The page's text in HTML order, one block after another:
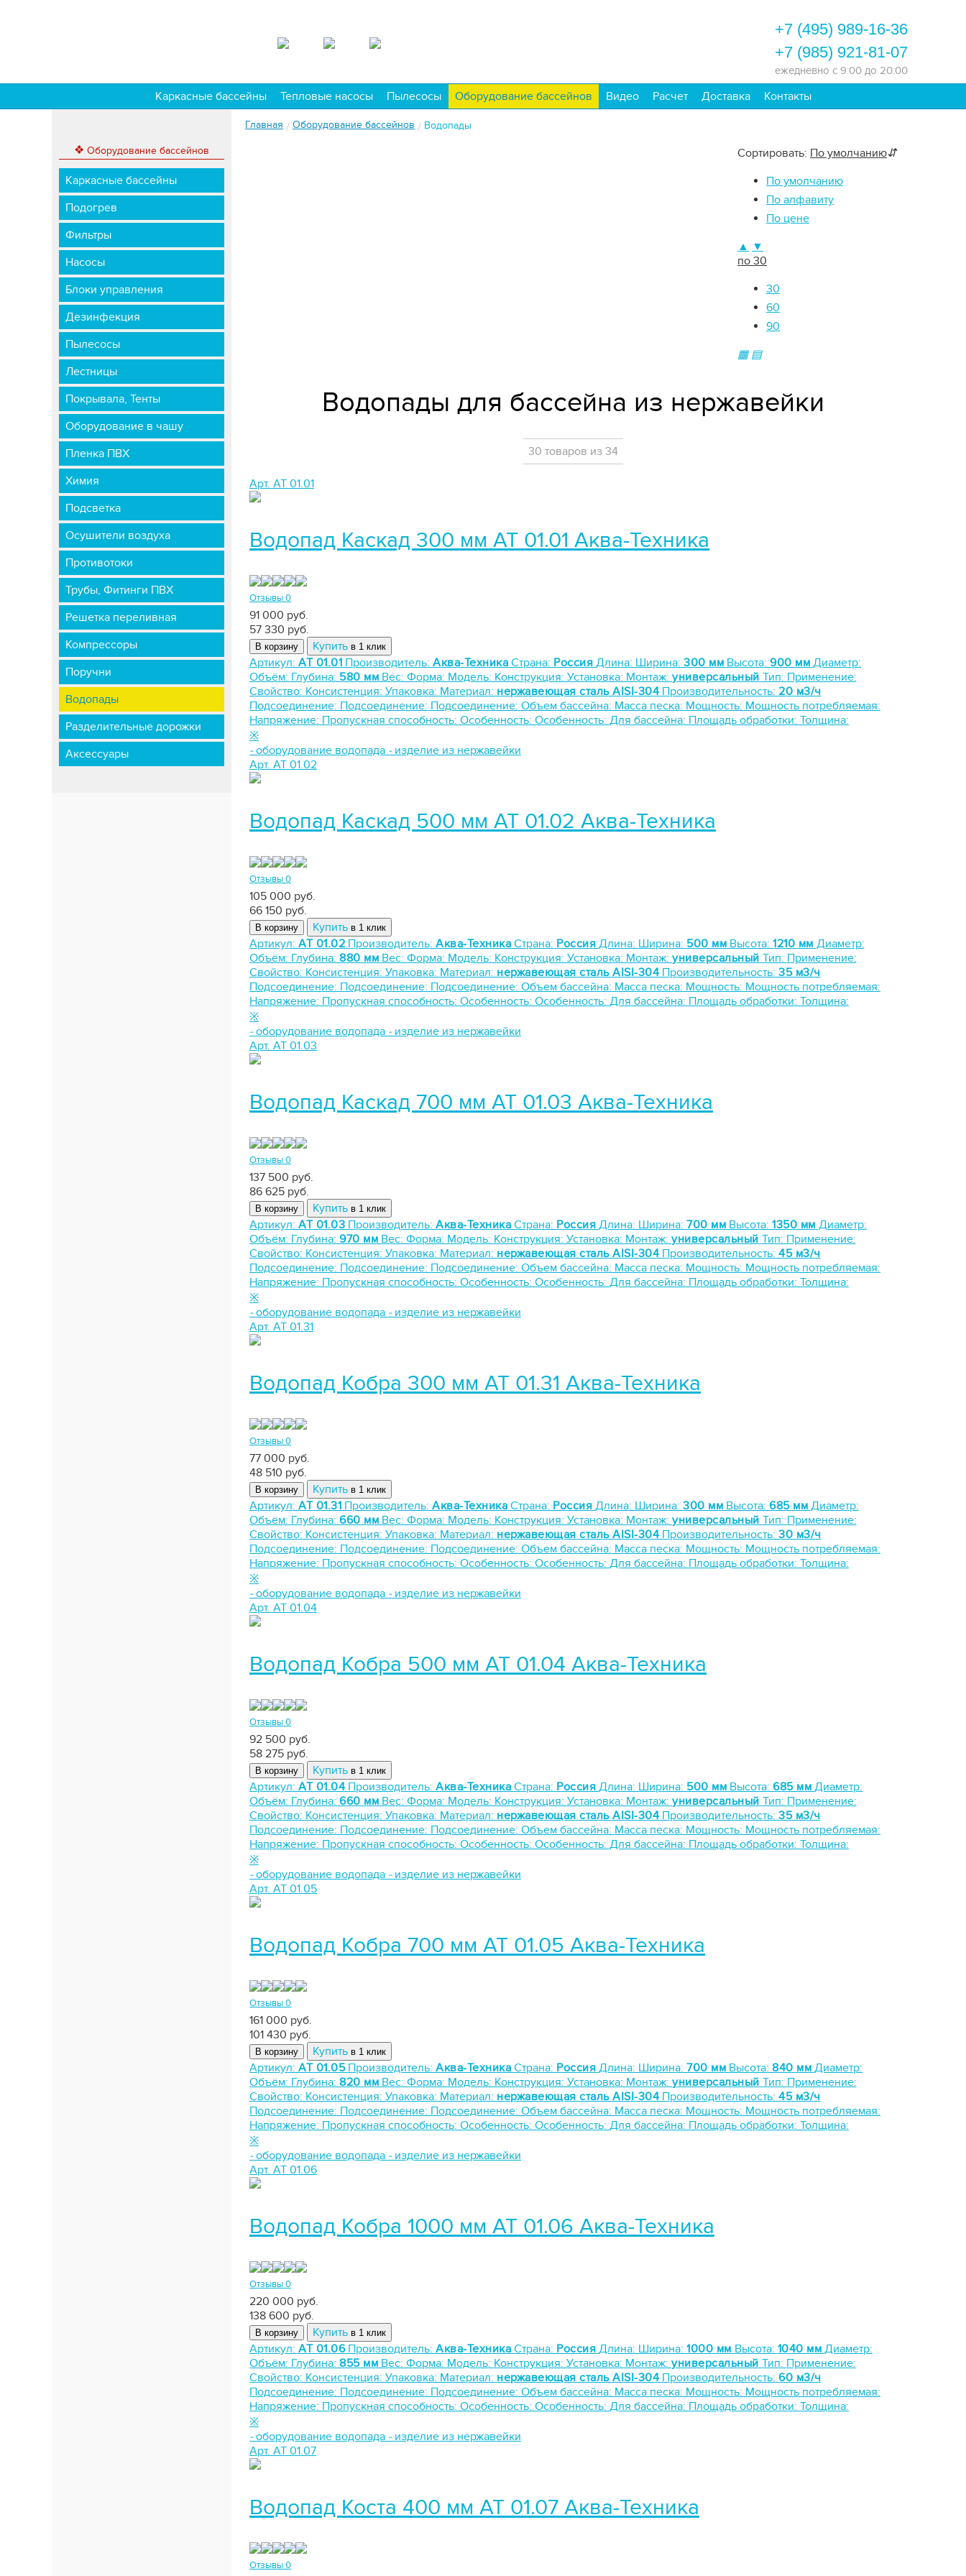
+7 (495) 989-16-36
+7 (985) 921-81-07
ежедневно с 9:00 до 20:00
Каркасные бассейны Тепловые насосы Пылесосы Оборудование бассейнов Видео Расчет Доставка Контакты
❖ Оборудование бассейнов
Каркасные бассейны
Подогрев
Фильтры
Насосы
Блоки управления
Дезинфекция
Пылесосы
Лестницы
Покрывала, Тенты
Оборудование в чашу
Пленка ПВХ
Химия
Подсветка
Осушители воздуха
Противотоки
Трубы, Фитинги ПВХ
Решетка переливная
Компрессоры
Поручни
Водопады
Разделительные дорожки
Аксессуары
Главная / Оборудование бассейнов / Водопады
Сортировать: По умолчанию⇵
По умолчанию
По алфавиту
По цене
▲ ▼
по 30
30
60
90
▦ ▤
Водопады для бассейна из нержавейки
30 товаров из 34
Арт. АТ 01.01
Водопад Каскад 300 мм АТ 01.01 Аква-Техника
Отзывы 0
91 000 руб.
57 330 руб.
В корзину Купить в 1 клик
Артикул: АТ 01.01 Производитель: Аква-Техника Страна: Россия Длина: Ширина: 300 мм Высота: 900 мм Диаметр:
Объём: Глубина: 580 мм Вес: Форма: Модель: Конструкция: Установка: Монтаж: универсальный Тип: Применение:
Свойство: Консистенция: Упаковка: Материал: нержавеющая сталь AISI-304 Производительность: 20 м3/ч
Подсоединение: Подсоединение: Подсоединение: Объем бассейна: Масса песка: Мощность: Мощность потребляемая:
Напряжение: Пропускная способность: Особенность: Особенность: Для бассейна: Площадь обработки: Толщина:
※
-оборудование водопада - изделие из нержавейки
Арт. АТ 01.02
Водопад Каскад 500 мм АТ 01.02 Аква-Техника
Отзывы 0
105 000 руб.
66 150 руб.
В корзину Купить в 1 клик
Артикул: АТ 01.02 Производитель: Аква-Техника Страна: Россия Длина: Ширина: 500 мм Высота: 1210 мм Диаметр:
Объём: Глубина: 880 мм Вес: Форма: Модель: Конструкция: Установка: Монтаж: универсальный Тип: Применение:
Свойство: Консистенция: Упаковка: Материал: нержавеющая сталь AISI-304 Производительность: 35 м3/ч
Подсоединение: Подсоединение: Подсоединение: Объем бассейна: Масса песка: Мощность: Мощность потребляемая:
Напряжение: Пропускная способность: Особенность: Особенность: Для бассейна: Площадь обработки: Толщина:
※
-оборудование водопада - изделие из нержавейки
Арт. АТ 01.03
Водопад Каскад 700 мм АТ 01.03 Аква-Техника
Отзывы 0
137 500 руб.
86 625 руб.
В корзину Купить в 1 клик
Артикул: АТ 01.03 Производитель: Аква-Техника Страна: Россия Длина: Ширина: 700 мм Высота: 1350 мм Диаметр:
Объём: Глубина: 970 мм Вес: Форма: Модель: Конструкция: Установка: Монтаж: универсальный Тип: Применение:
Свойство: Консистенция: Упаковка: Материал: нержавеющая сталь AISI-304 Производительность: 45 м3/ч
Подсоединение: Подсоединение: Подсоединение: Объем бассейна: Масса песка: Мощность: Мощность потребляемая:
Напряжение: Пропускная способность: Особенность: Особенность: Для бассейна: Площадь обработки: Толщина:
※
-оборудование водопада - изделие из нержавейки
Арт. АТ 01.31
Водопад Кобра 300 мм АТ 01.31 Аква-Техника
Отзывы 0
77 000 руб.
48 510 руб.
В корзину Купить в 1 клик
Артикул: АТ 01.31 Производитель: Аква-Техника Страна: Россия Длина: Ширина: 300 мм Высота: 685 мм Диаметр:
Объём: Глубина: 660 мм Вес: Форма: Модель: Конструкция: Установка: Монтаж: универсальный Тип: Применение:
Свойство: Консистенция: Упаковка: Материал: нержавеющая сталь AISI-304 Производительность: 30 м3/ч
Подсоединение: Подсоединение: Подсоединение: Объем бассейна: Масса песка: Мощность: Мощность потребляемая:
Напряжение: Пропускная способность: Особенность: Особенность: Для бассейна: Площадь обработки: Толщина:
※
-оборудование водопада - изделие из нержавейки
Арт. АТ 01.04
Водопад Кобра 500 мм АТ 01.04 Аква-Техника
Отзывы 0
92 500 руб.
58 275 руб.
В корзину Купить в 1 клик
Артикул: АТ 01.04 Производитель: Аква-Техника Страна: Россия Длина: Ширина: 500 мм Высота: 685 мм Диаметр:
Объём: Глубина: 660 мм Вес: Форма: Модель: Конструкция: Установка: Монтаж: универсальный Тип: Применение:
Свойство: Консистенция: Упаковка: Материал: нержавеющая сталь AISI-304 Производительность: 35 м3/ч
Подсоединение: Подсоединение: Подсоединение: Объем бассейна: Масса песка: Мощность: Мощность потребляемая:
Напряжение: Пропускная способность: Особенность: Особенность: Для бассейна: Площадь обработки: Толщина:
※
-оборудование водопада - изделие из нержавейки
Арт. АТ 01.05
Водопад Кобра 700 мм АТ 01.05 Аква-Техника
Отзывы 0
161 000 руб.
101 430 руб.
В корзину Купить в 1 клик
Артикул: АТ 01.05 Производитель: Аква-Техника Страна: Россия Длина: Ширина: 700 мм Высота: 840 мм Диаметр:
Объём: Глубина: 820 мм Вес: Форма: Модель: Конструкция: Установка: Монтаж: универсальный Тип: Применение:
Свойство: Консистенция: Упаковка: Материал: нержавеющая сталь AISI-304 Производительность: 45 м3/ч
Подсоединение: Подсоединение: Подсоединение: Объем бассейна: Масса песка: Мощность: Мощность потребляемая:
Напряжение: Пропускная способность: Особенность: Особенность: Для бассейна: Площадь обработки: Толщина:
※
-оборудование водопада - изделие из нержавейки
Арт. АТ 01.06
Водопад Кобра 1000 мм АТ 01.06 Аква-Техника
Отзывы 0
220 000 руб.
138 600 руб.
В корзину Купить в 1 клик
Артикул: АТ 01.06 Производитель: Аква-Техника Страна: Россия Длина: Ширина: 1000 мм Высота: 1040 мм Диаметр:
Объём: Глубина: 855 мм Вес: Форма: Модель: Конструкция: Установка: Монтаж: универсальный Тип: Применение:
Свойство: Консистенция: Упаковка: Материал: нержавеющая сталь AISI-304 Производительность: 60 м3/ч
Подсоединение: Подсоединение: Подсоединение: Объем бассейна: Масса песка: Мощность: Мощность потребляемая:
Напряжение: Пропускная способность: Особенность: Особенность: Для бассейна: Площадь обработки: Толщина:
※
-оборудование водопада - изделие из нержавейки
Арт. АТ 01.07
Водопад Коста 400 мм АТ 01.07 Аква-Техника
Отзывы 0